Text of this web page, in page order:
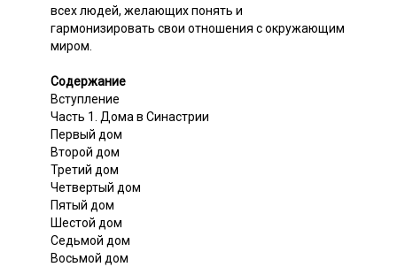
всех людей, желающих понять и
гармонизировать свои отношения с окружающим
миром.
Содержание
Вступление
Часть 1. Дома в Синастрии
Первый дом
Второй дом
Третий дом
Четвертый дом
Пятый дом
Шестой дом
Седьмой дом
Восьмой дом